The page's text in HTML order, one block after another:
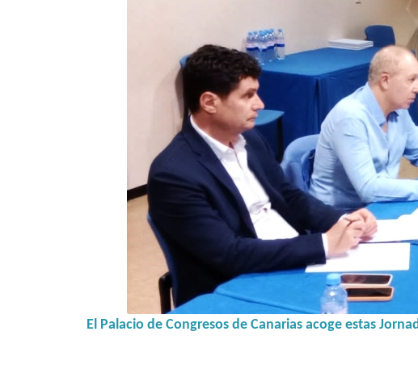
El Palacio de Congresos de Canarias acoge estas